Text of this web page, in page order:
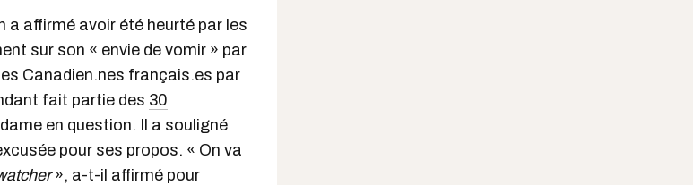
a affirmé avoir été heurté par les
sur son « envie de vomir » par
Canadien.nes français.es par
fait partie des 30
en question. Il a souligné
pour ses propos. « On va
», a-t-il affirmé pour